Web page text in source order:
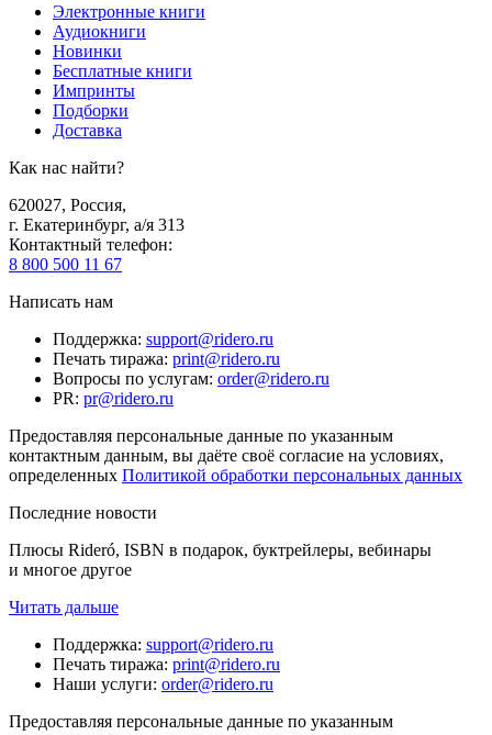
Электронные книги
Аудиокниги
Новинки
Бесплатные книги
Импринты
Подборки
Доставка
Как нас найти?
620027, Россия,
г. Екатеринбург, а/я 313
Контактный телефон:
8 800 500 11 67
Написать нам
Поддержка: support@ridero.ru
Печать тиража: print@ridero.ru
Вопросы по услугам: order@ridero.ru
PR: pr@ridero.ru
Предоставляя персональные данные по указанным
контактным данным, вы даёте своё согласие на условиях,
определенных Политикой обработки персональных данных
Последние новости
Плюсы Rideró, ISBN в подарок, буктрейлеры, вебинары
и многое другое
Читать дальше
Поддержка: support@ridero.ru
Печать тиража: print@ridero.ru
Наши услуги: order@ridero.ru
Предоставляя персональные данные по указанным